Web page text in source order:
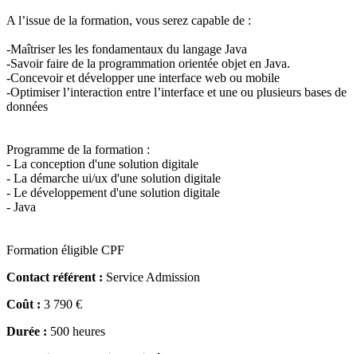
A l’issue de la formation, vous serez capable de :
-Maîtriser les les fondamentaux du langage Java
-Savoir faire de la programmation orientée objet en Java.
-Concevoir et développer une interface web ou mobile
-Optimiser l’interaction entre l’interface et une ou plusieurs bases de
données
Programme de la formation :
- La conception d'une solution digitale
- La démarche ui/ux d'une solution digitale
- Le développement d'une solution digitale
- Java
Formation éligible CPF
Contact référent : Service Admission
Coût : 3 790 €
Durée : 500 heures